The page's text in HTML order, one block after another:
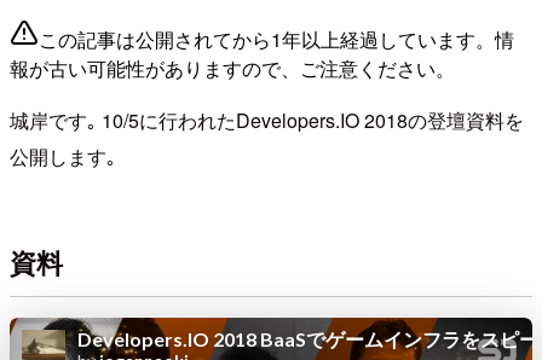
この記事は公開されてから1年以上経過しています。情
報が古い可能性がありますので、ご注意ください。
城岸です｡ 10/5に行われたDevelopers.IO 2018の登壇資料を
公開します｡
資料